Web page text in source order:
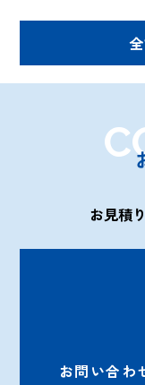
お見積
お問い合わ